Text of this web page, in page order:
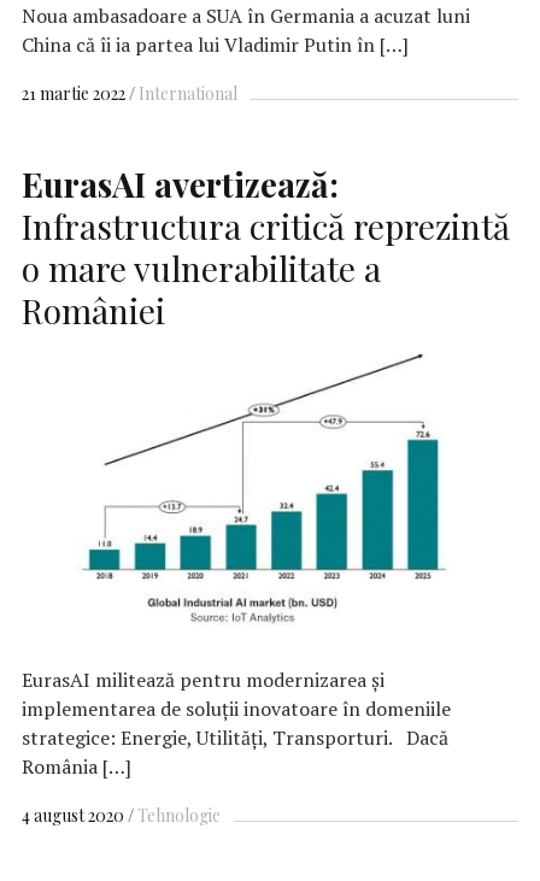
Noua ambasadoare a SUA în Germania a acuzat luni
China că îi ia partea lui Vladimir Putin în […]
21 martie 2022 International
EurasAI avertizează:
Infrastructura critică reprezintă
o mare vulnerabilitate a
României
EurasAI militează pentru modernizarea și
implementarea de soluții inovatoare în domeniile
strategice: Energie, Utilități, Transporturi. Dacă
România […]
4 august 2020 Tehnologie